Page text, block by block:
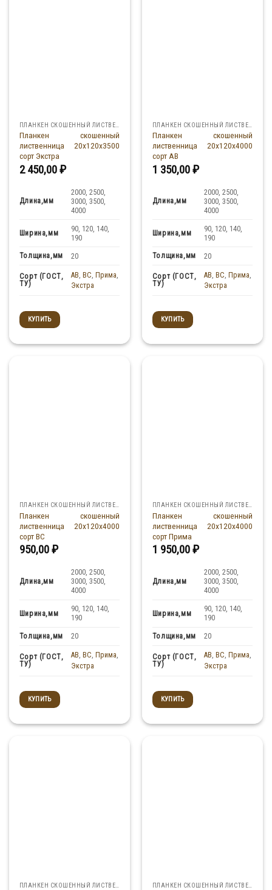
Планкен скошенный
лиственница 20x120x3500
сорт Экстра
2 450,00₽
Длина,мм
2000, 2500,
3000, 3500,
4000
Ширина,мм
90, 120, 140,
190
Толщина,мм 20
Сорт (ГОСТ,
ТУ)
AB, BC, Прима,
Экстра
КУПИТЬ
Планкен скошенный
лиственница 20x120x4000
сорт АВ
1 350,00₽
Длина,мм
2000, 2500,
3000, 3500,
4000
Ширина,мм
90, 120, 140,
190
Толщина,мм 20
Сорт (ГОСТ,
ТУ)
AB, BC, Прима,
Экстра
КУПИТЬ
ПЛАНКЕН СКОШЕННЫЙ ЛИСТВЕННИЦА
Планкен скошенный
лиственница 20x120x4000
сорт ВС
950,00₽
Длина,мм
2000, 2500,
3000, 3500,
4000
Ширина,мм
90, 120, 140,
190
Толщина,мм 20
Сорт (ГОСТ,
ТУ)
AB, BC, Прима,
Экстра
КУПИТЬ
ПЛАНКЕН СКОШЕННЫЙ ЛИСТВЕННИЦА
Планкен скошенный
лиственница 20x120x4000
сорт Прима
1 950,00₽
Длина,мм
2000, 2500,
3000, 3500,
4000
Ширина,мм
90, 120, 140,
190
Толщина,мм 20
Сорт (ГОСТ,
ТУ)
AB, BC, Прима,
Экстра
КУПИТЬ